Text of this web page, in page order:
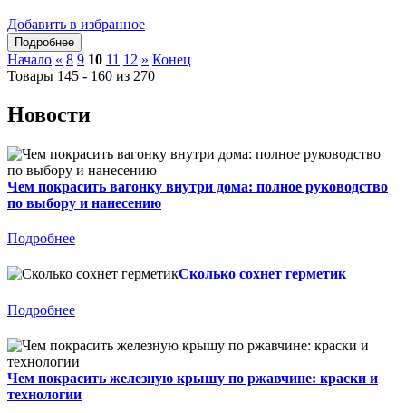
Добавить в избранное
Начало « 8 9 10 11 12 » Конец
Товары 145 - 160 из 270
Новости
Чем покрасить вагонку внутри дома: полное руководство
по выбору и нанесению
Подробнее
Сколько сохнет герметик
Подробнее
Чем покрасить железную крышу по ржавчине: краски и
технологии